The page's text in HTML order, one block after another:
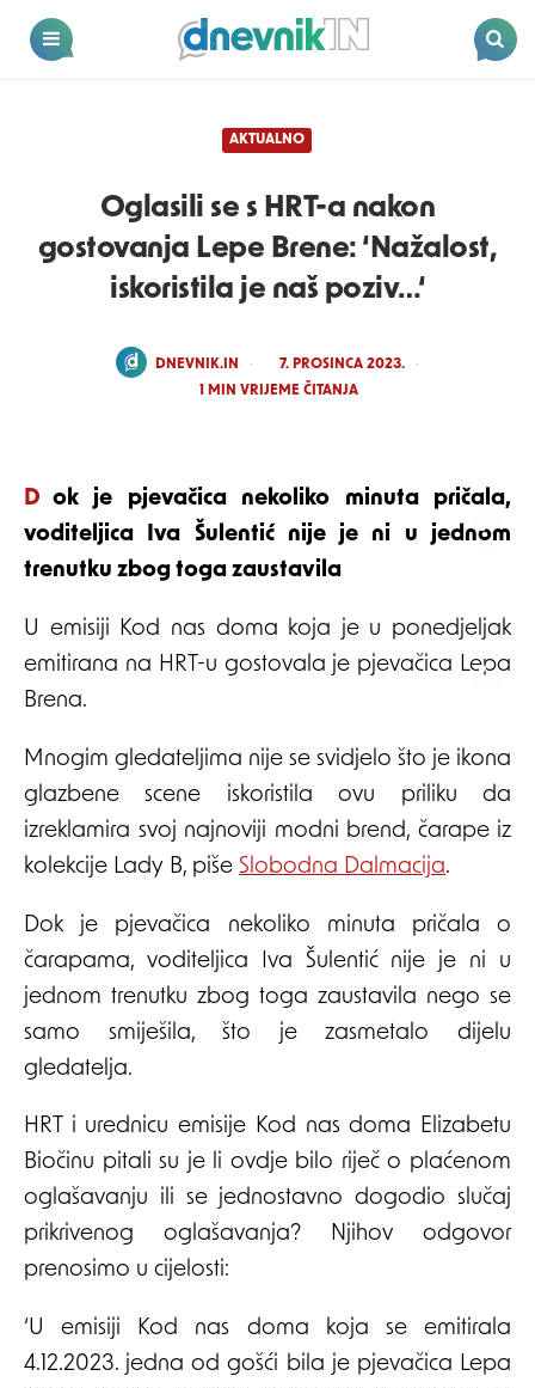
Dnevnik.in
AKTUALNO
Oglasili se s HRT-a nakon
gostovanja Lepe Brene: ‘Nažalost,
iskoristila je naš poziv…‘
POSTED
DNEVNIK.IN
7. PROSINCA 2023.
1 MIN VRIJEME ČITANJA
Dok je pjevačica nekoliko minuta pričala,
voditeljica Iva Šulentić nije je ni u jednom
trenutku zbog toga zaustavila
U emisiji Kod nas doma koja je u ponedjeljak
emitirana na HRT-u gostovala je pjevačica Lepa
Brena.
Mnogim gledateljima nije se svidjelo što je ikona
glazbene scene iskoristila ovu priliku da
izreklamira svoj najnoviji modni brend, čarape iz
kolekcije Lady B, piše Slobodna Dalmacija.
Dok je pjevačica nekoliko minuta pričala o
čarapama, voditeljica Iva Šulentić nije je ni u
jednom trenutku zbog toga zaustavila nego se
samo smiješila, što je zasmetalo dijelu
gledatelja.
HRT i urednicu emisije Kod nas doma Elizabetu
Biočinu pitali su je li ovdje bilo riječ o plaćenom
oglašavanju ili se jednostavno dogodio slučaj
prikrivenog oglašavanja? Njihov odgovor
prenosimo u cijelosti:
‘U emisiji Kod nas doma koja se emitirala
4.12.2023. jedna od gošći bila je pjevačica Lepa